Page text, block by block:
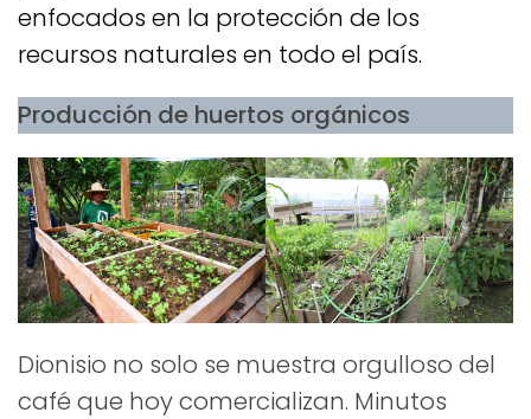
enfocados en la protección de los
recursos naturales en todo el país.
Producción de huertos orgánicos
Dionisio no solo se muestra orgulloso del
café que hoy comercializan. Minutos